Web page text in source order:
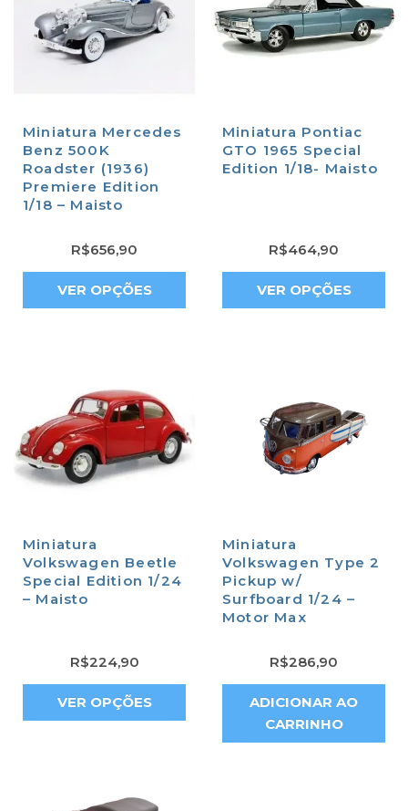
Miniatura Mercedes
Benz 500K
Roadster (1936)
Premiere Edition
1/18 – Maisto
R$656,90
VER OPÇÕES
Miniatura Pontiac
GTO 1965 Special
Edition 1/18- Maisto
R$464,90
VER OPÇÕES
Miniatura
Volkswagen Beetle
Special Edition 1/24
– Maisto
R$224,90
VER OPÇÕES
Miniatura
Volkswagen Type 2
Pickup w/
Surfboard 1/24 –
Motor Max
R$286,90
ADICIONAR AO
CARRINHO